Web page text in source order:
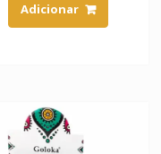
Adicionar